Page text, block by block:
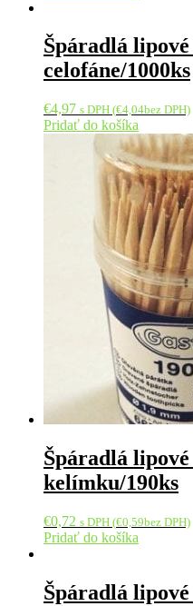
Špáradlá
celofáne/1000ks
€4,97 s DPH (€4,04bez DPH)
Pridať do košíka
Špáradlá
kelímku/190ks
€0,72 s DPH (€0,59bez DPH)
Pridať do košíka
Špáradlá